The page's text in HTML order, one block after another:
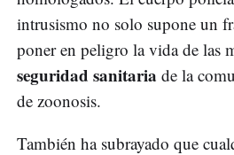
intrusismo no solo supone un
poner en peligro la vida de las
seguridad sanitaria de la
de zoonosis.
También ha subrayado que